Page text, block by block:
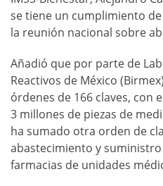
se tiene un cumplimiento
la reunión nacional sobre
Añadió que por parte de
Reactivos de México
órdenes de 166 claves, con
3 millones de piezas de
ha sumado otra orden de
abastecimiento y
farmacias de unidades